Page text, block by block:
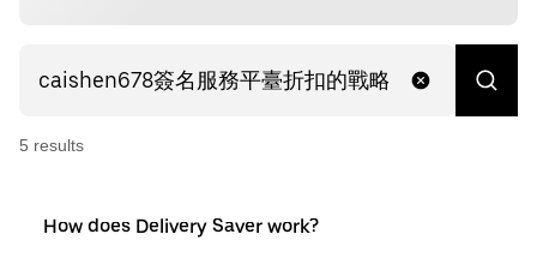
5 results
How does Delivery Saver work?